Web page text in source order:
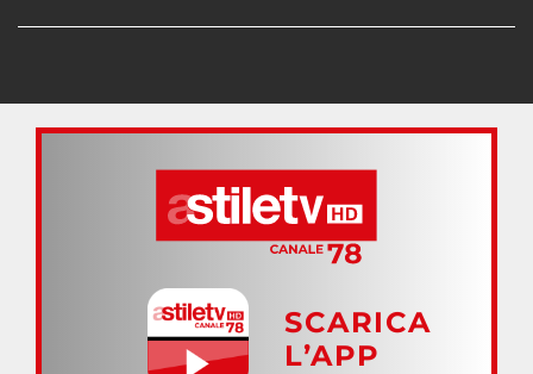
SCARICA
L’APP